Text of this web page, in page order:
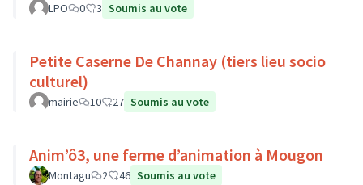
LPO 0 3 Soumis au vote
Petite Caserne De Channay (tiers lieu socio
culturel)
mairie 10 27 Soumis au vote
Anim’ô3, une ferme d’animation à Mougon
Montagu 2 46 Soumis au vote